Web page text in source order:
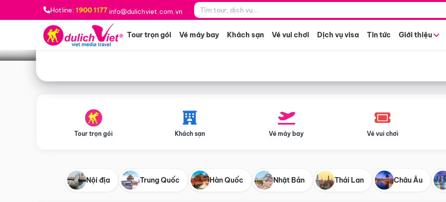
Hotline: 1900 1177 info@dulichviet.com.vn
Tour trọn gói Vé máy bay Khách sạn Vé vui chơi Dịch vụ visa Tin tức Giới thiệu
Bạn muốn đi đâu? *
Tour trọn gói Khách sạn Vé máy bay Vé vui chơi
Nội địa Trung Quốc Hàn Quốc Nhật Bản Thái Lan Châu Âu